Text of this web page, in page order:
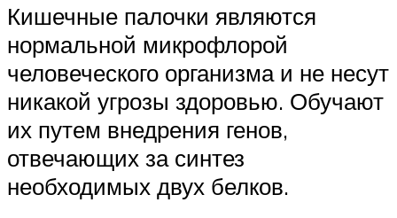
Кишечные палочки являются
нормальной микрофлорой
человеческого организма и не несут
никакой угрозы здоровью. Обучают
их путем внедрения генов,
отвечающих за синтез
необходимых двух белков.